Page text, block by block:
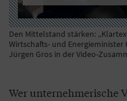
Den Mittelstand stärken:
Wirtschafts- und
Jürgen Gros in der Video-
Wer unternehmerische